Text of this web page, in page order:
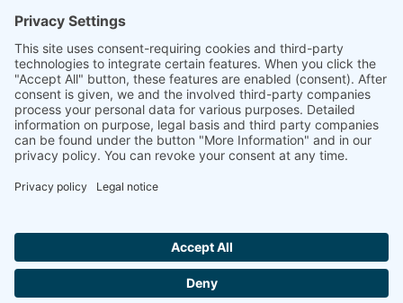
Sector 23, Dwarka, 110077 New Delhi
+91-11-42883851
sales@linseis.in
スレタ
IMPRINTプライバシ
ーポリシー
合わせ
Hallo ich bin LINAI! Wie kann ich dir